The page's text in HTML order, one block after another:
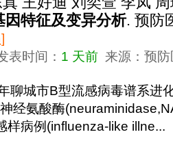
特征及变异分析. 预防
表时间： 1 天前 来源：预
聊城市B型流感病毒谱系进
经氨酸酶
样病例(influenza-like illne...